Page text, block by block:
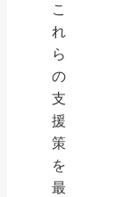
こ
れ
ら
の
支
援
策
を
最